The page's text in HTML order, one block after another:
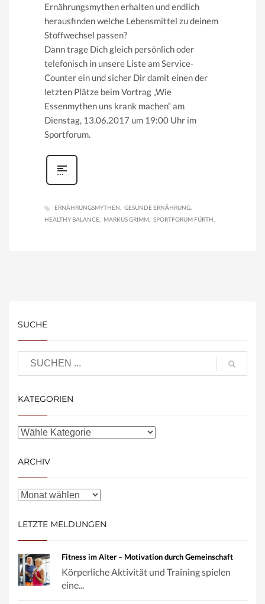
Ernährungsmythen erhalten und endlich
herausfinden welche Lebensmittel zu deinem
Stoffwechsel passen?
Dann trage Dich gleich persönlich oder
telefonisch in unsere Liste am Service-
Counter ein und sicher Dir damit einen der
letzten Plätze beim Vortrag „Wie
Essenmythen uns krank machen“ am
Dienstag, 13.06.2017 um 19:00 Uhr im
Sportforum.
ERNÄHRUNGSMYTHEN
GESUNDE ERNÄHRUNG
HEALTHY BALANCE
MARKUS GRIMM SPORTFORUM FÜRTH
SUCHE
KATEGORIEN
ARCHIV
LETZTE MELDUNGEN
Fitness im Alter – Motivation durch Gemeinschaft
Körperliche Aktivität und Training spielen
eine...